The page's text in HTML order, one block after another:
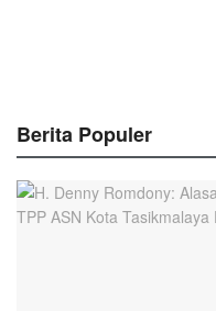
Berita Populer